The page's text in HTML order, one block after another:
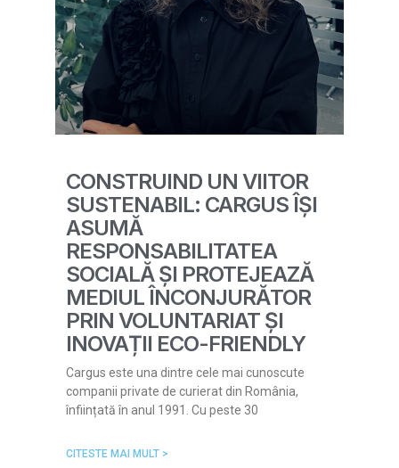
CONSTRUIND UN VIITOR
SUSTENABIL: CARGUS ÎȘI
ASUMĂ
RESPONSABILITATEA
SOCIALĂ ȘI PROTEJEAZĂ
MEDIUL ÎNCONJURĂTOR
PRIN VOLUNTARIAT ȘI
INOVAȚII ECO-FRIENDLY
Cargus este una dintre cele mai cunoscute
companii private de curierat din România,
înființată în anul 1991. Cu peste 30
CITESTE MAI MULT >